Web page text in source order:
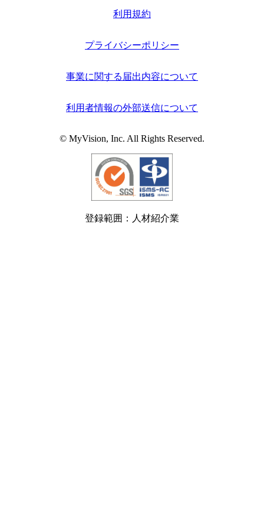
利用規約
プライバシーポリシー
事業に関する届出内容について
利用者情報の外部送信について
© MyVision, Inc. All Rights Reserved.
登録範囲：人材紹介業